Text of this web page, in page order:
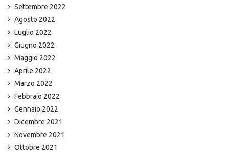
Settembre 2022
Agosto 2022
Luglio 2022
Giugno 2022
Maggio 2022
Aprile 2022
Marzo 2022
Febbraio 2022
Gennaio 2022
Dicembre 2021
Novembre 2021
Ottobre 2021